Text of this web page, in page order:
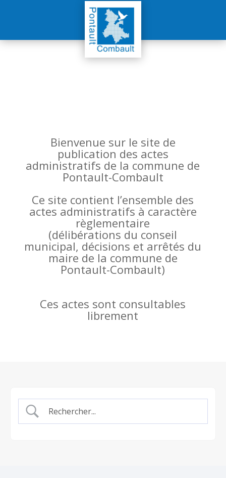
Bienvenue sur le site de
publication des actes
administratifs de la commune de
Pontault-Combault
Ce site contient l’ensemble des
actes administratifs à caractère
règlementaire
(délibérations du conseil
municipal, décisions et arrêtés du
maire de la commune de
Pontault-Combault)
Ces actes sont consultables
librement